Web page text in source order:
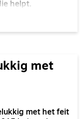
helpt.
met
met het feit